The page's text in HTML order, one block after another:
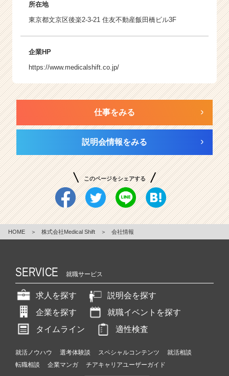
所在地
東京都文京区後楽2-3-21 住友不動産飯田橋ビル3F
企業HP
https://www.medicalshift.co.jp/
仕事をみる
説明会情報をみる
このページをシェアする
HOME ＞ 株式会社Medical Shift ＞ 会社情報
SERVICE 就職サービス
求人を探す
説明会を探す
企業を探す
就職イベントを探す
タイムライン
適性検査
就活ノウハウ 選考体験談 スペシャルコンテンツ
就活相談
転職相談
企業マンガ チアキャリアユーザーガイド